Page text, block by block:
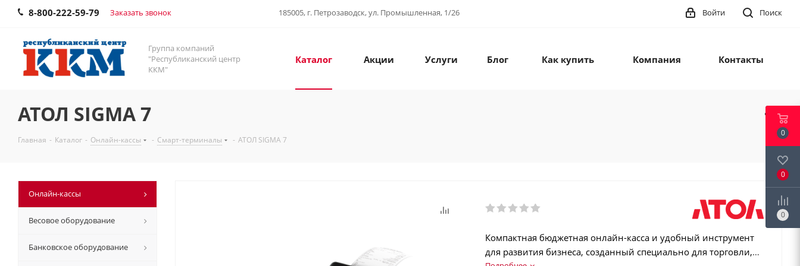
8-800-222-59-79 Заказать звонок 185005, г. Петрозаводск, ул. Промышленная, 1/26 Поиск
Войти
Группа компаний
"Республиканский центр
ККМ"
Каталог Акции Услуги Блог Как купить Компания Контакты
АТОЛ SIGMA 7
Главная - Каталог - Онлайн-кассы - Смарт-терминалы - АТОЛ SIGMA 7
Компактная бюджетная онлайн-касса и удобный инструмент
для развития бизнеса, созданный специально для торговли,
Онлайн-кассы
Весовое оборудование
Банковское оборудование
0
0
0